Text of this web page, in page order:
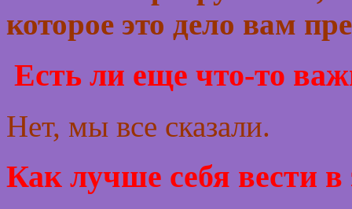
которое это дело вам
Есть ли еще что-то
Нет, мы все сказали.
Как лучше себя вести в